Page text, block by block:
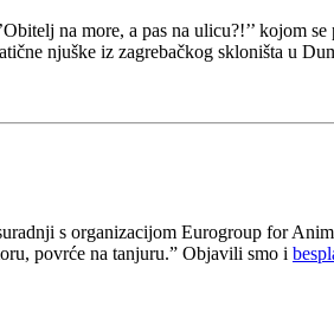
na more, a pas na ulicu?!’’ kojom
njuške iz zagrebačkog skloništa u
s organizacijom Eurogroup for
povrće na tanjuru.” Objavili smo i